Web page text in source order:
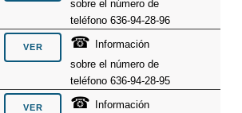
sobre el número de
teléfono 636-94-28-96
☎
Información
sobre el número de
teléfono 636-94-28-95
☎
Información